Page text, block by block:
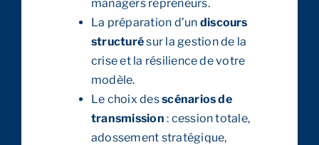
managers repreneurs.
La préparation d’un discours
structurésur la gestion de la
crise et la résilience de votre
modèle.
Le choix desscénarios de
transmission: cession totale,
adossement stratégique,